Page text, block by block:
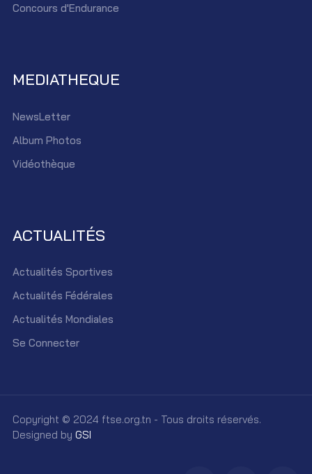
Concours d'Endurance
MEDIATHEQUE
NewsLetter
Album Photos
Vidéothèque
ACTUALITÉS
Actualités Sportives
Actualités Fédérales
Actualités Mondiales
Se Connecter
Copyright © 2024 ftse.org.tn - Tous droits réservés.
Designed by GSI